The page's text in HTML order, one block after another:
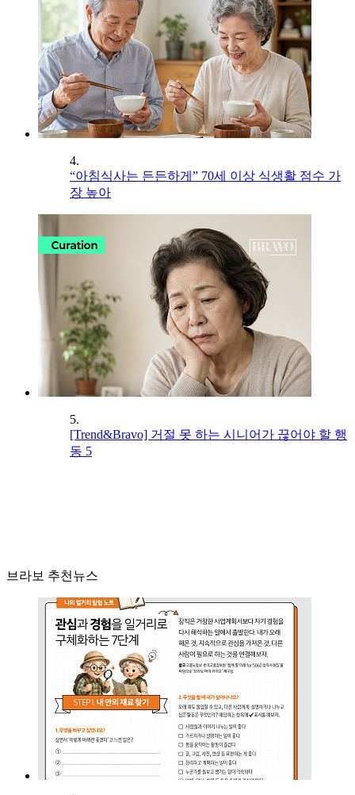
4.
“아침식사는 든든하게” 70세 이상 식생활 점수 가
장 높아
5.
[Trend&Bravo] 거절 못 하는 시니어가 끊어야 할 행
동 5
브라보 추천뉴스